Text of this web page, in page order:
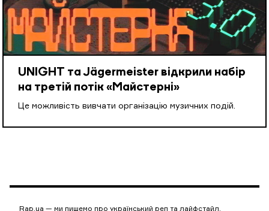
UNIGHT та Jägermeister відкрили набір
на третій потік «Майстерні»
Це можливість вивчати організацію музичних подій.
Rap.ua — ми пишемо про український реп та лайфстайл.